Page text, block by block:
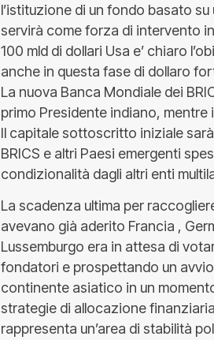
l’istituzione di un fondo basato
servirà come forza di intervento
100 mld di dollari Usa e’ chiaro
anche in questa fase di dollaro
La nuova Banca Mondiale dei
primo Presidente indiano, mentre
Il capitale sottoscritto iniziale
BRICS e altri Paesi emergenti
condizionalità dagli altri enti
La scadenza ultima per
avevano già aderito Francia ,
Lussemburgo era in attesa di
fondatori e prospettando un
continente asiatico in un
strategie di allocazione
rappresenta un’area di stabilità